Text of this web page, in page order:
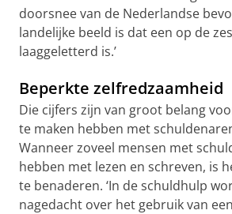
doorsnee van de Nederlandse
landelijke beeld is dat een op de
laaggeletterd is.’
Beperkte zelfredzaamheid
Die cijfers zijn van groot belang
te maken hebben met
Wanneer zoveel mensen met
hebben met lezen en schreven, is
te benaderen. ‘In de schuldhulp
nagedacht over het gebruik van